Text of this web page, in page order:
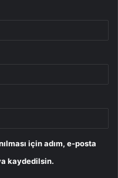
için adım, e-posta
kaydedilsin.